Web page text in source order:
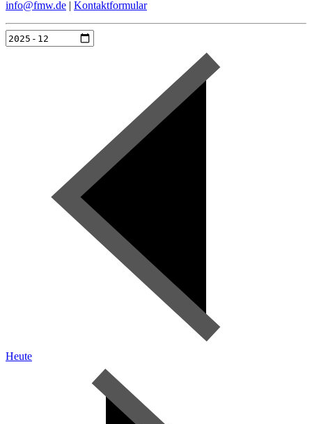
info@fmw.de | Kontaktformular
Heute